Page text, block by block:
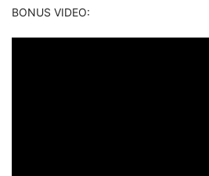
BONUS VIDEO: